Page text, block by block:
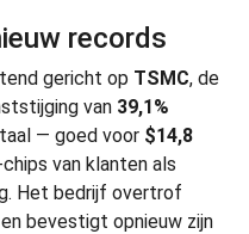
records
gericht op TSMC, de
van 39,1%
— goed voor $14,8
van klanten als
Het bedrijf overtrof
bevestigt opnieuw zijn